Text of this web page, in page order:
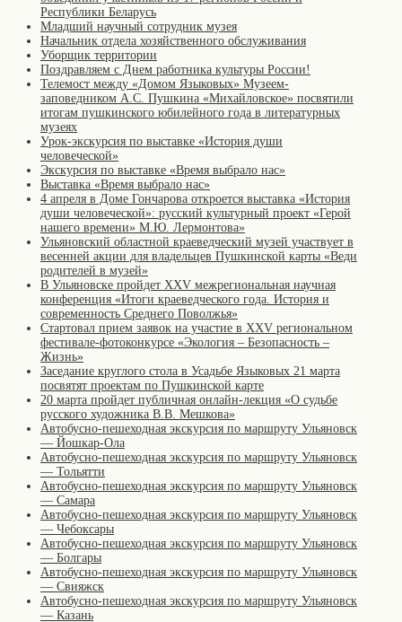
Республики Беларусь
Младший научный сотрудник музея
Начальник отдела хозяйственного обслуживания
Уборщик территории
Поздравляем с Днем работника культуры России!
Телемост между «Домом Языковых» Музеем-
заповедником А.С. Пушкина «Михайловское» посвятили
итогам пушкинского юбилейного года в литературных
музеях
Урок-экскурсия по выставке «История души
человеческой»
Экскурсия по выставке «Время выбрало нас»
Выставка «Время выбрало нас»
4 апреля в Доме Гончарова откроется выставка «История
души человеческой»: русский культурный проект «Герой
нашего времени» М.Ю. Лермонтова»
Ульяновский областной краеведческий музей участвует в
весенней акции для владельцев Пушкинской карты «Веди
родителей в музей»
В Ульяновске пройдет XXV межрегиональная научная
конференция «Итоги краеведческого года. История и
современность Среднего Поволжья»
Стартовал прием заявок на участие в XXV региональном
фестивале-фотоконкурсе «Экология – Безопасность –
Жизнь»
Заседание круглого стола в Усадьбе Языковых 21 марта
посвятят проектам по Пушкинской карте
20 марта пройдет публичная онлайн-лекция «О судьбе
русского художника В.В. Мешкова»
Автобусно-пешеходная экскурсия по маршруту Ульяновск
— Йошкар-Ола
Автобусно-пешеходная экскурсия по маршруту Ульяновск
— Тольятти
Автобусно-пешеходная экскурсия по маршруту Ульяновск
— Самара
Автобусно-пешеходная экскурсия по маршруту Ульяновск
— Чебоксары
Автобусно-пешеходная экскурсия по маршруту Ульяновск
— Болгары
Автобусно-пешеходная экскурсия по маршруту Ульяновск
— Свияжск
Автобусно-пешеходная экскурсия по маршруту Ульяновск
— Казань